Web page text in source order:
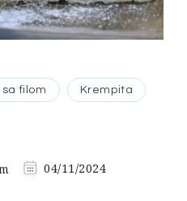
filom Krempita
04/11/2024